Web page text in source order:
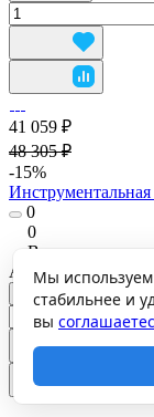
41 059 ₽
48 305 ₽
-15%
0
0
В наличии
Арт.S30299022514
В корзину
Мы
стабильнее и
вы